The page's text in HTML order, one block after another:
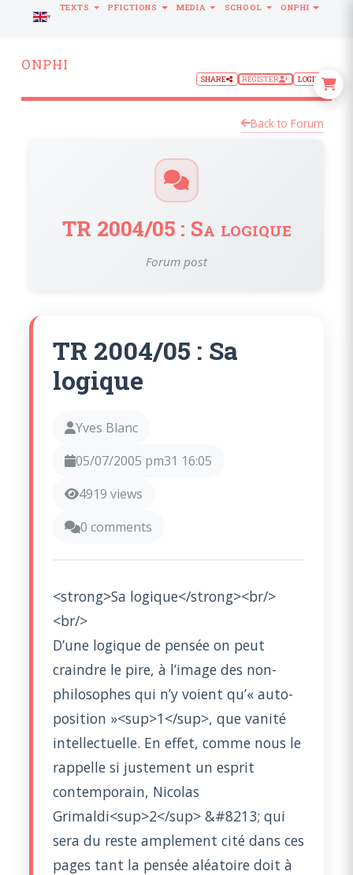
ONPHI
SHARE REGISTER LOGIN
Back to Forum
TR 2004/05 : Sa logique
Forum post
TR 2004/05 : Sa
logique
Yves Blanc
05/07/2005 pm31 16:05
4919 views
0 comments
<strong>Sa logique</strong><br/>
<br/>
D’une logique de pensée on peut
craindre le pire, à l’image des non-
philosophes qui n’y voient qu’« auto-
position »<sup>1</sup>, que vanité
intellectuelle. En effet, comme nous le
rappelle si justement un esprit
contemporain, Nicolas
Grimaldi<sup>2</sup> &#8213; qui
sera du reste amplement cité dans ces
pages tant la pensée aléatoire doit à
LANGUAGE
TEXTS PFICTIONS MEDIA SCHOOL ONPHI